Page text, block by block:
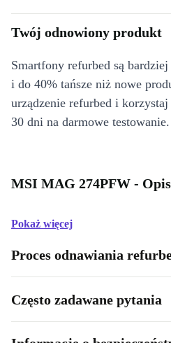
Twój odnowiony produkt
Smartfony refurbed są
i do 40% tańsze niż nowe
urządzenie refurbed i
30 dni na darmowe testowanie.
MSI MAG 274PFW -
Pokaż więcej
Proces odnawiania
Często zadawane pytania